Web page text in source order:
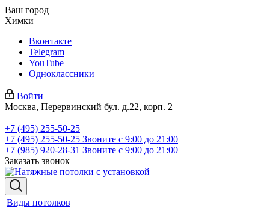
Ваш город
Химки
Вконтакте
Telegram
YouTube
Одноклассники
Войти
Москва, Перервинский бул. д.22, корп. 2
+7 (495) 255-50-25
+7 (495) 255-50-25 Звоните с 9:00 до 21:00
+7 (985) 920-28-31 Звоните с 9:00 до 21:00
Заказать звонок
Виды потолков